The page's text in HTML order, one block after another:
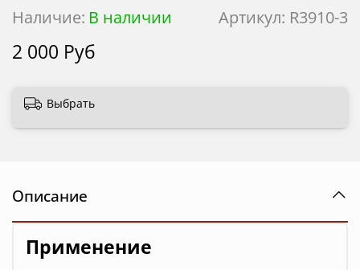
Артикул: R3910-3
Наличие: В наличии
2 000 Руб
Выбрать
Описание
Применение